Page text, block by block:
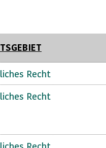
Recht
Recht
Recht